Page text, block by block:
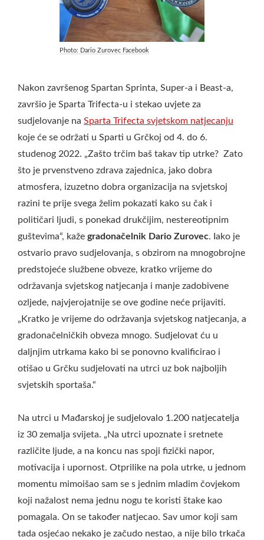
Photo: Dario Zurovec Facebook
Nakon završenog Spartan Sprinta, Super-a i Beast-a,
završio je Sparta Trifecta-u i stekao uvjete za
sudjelovanje na Sparta Trifecta svjetskom natjecanju
koje će se održati u Sparti u Grčkoj od 4. do 6.
studenog 2022. „Zašto trčim baš takav tip utrke? Zato
što je prvenstveno zdrava zajednica, jako dobra
atmosfera, izuzetno dobra organizacija na svjetskoj
razini te prije svega želim pokazati kako su čak i
političari ljudi, s ponekad drukčijim, nestereotipnim
guštevima“, kaže gradonačelnik Dario Zurovec. Iako je
ostvario pravo sudjelovanja, s obzirom na mnogobrojne
predstojeće službene obveze, kratko vrijeme do
održavanja svjetskog natjecanja i manje zadobivene
ozljede, najvjerojatnije se ove godine neće prijaviti.
„Kratko je vrijeme do održavanja svjetskog natjecanja, a
gradonačelničkih obveza mnogo. Sudjelovat ću u
daljnjim utrkama kako bi se ponovno kvalificirao i
otišao u Grčku sudjelovati na utrci uz bok najboljih
svjetskih sportaša.“
Na utrci u Mađarskoj je sudjelovalo 1.200 natjecatelja
iz 30 zemalja svijeta. „Na utrci upoznate i sretnete
različite ljude, a na koncu nas spoji fizički napor,
motivacija i upornost. Otprilike na pola utrke, u jednom
momentu mimoišao sam se s jednim mladim čovjekom
koji nažalost nema jednu nogu te koristi štake kao
pomagala. On se također natjecao. Sav umor koji sam
tada osjećao nekako je začudo nestao, a nije bilo trkača